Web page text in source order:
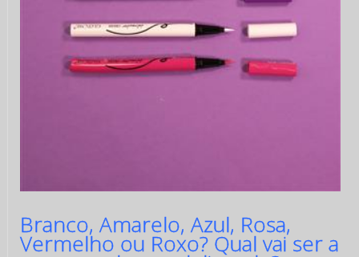
Branco, Amarelo, Azul, Rosa,
Vermelho ou Roxo? Qual vai ser a